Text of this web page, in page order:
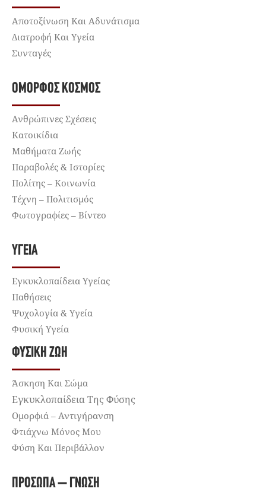
Αποτοξίνωση Και Αδυνάτισμα
Διατροφή Και Υγεία
Συνταγές
ΌΜΟΡΦΟΣ ΚΌΣΜΟΣ
Ανθρώπινες Σχέσεις
Κατοικίδια
Μαθήματα Ζωής
Παραβολές & Ιστορίες
Πολίτης – Κοινωνία
Τέχνη – Πολιτισμός
Φωτογραφίες – Βίντεο
ΥΓΕΊΑ
Εγκυκλοπαίδεια Υγείας
Παθήσεις
Ψυχολογία & Υγεία
Φυσική Υγεία
ΦΥΣΙΚΉ ΖΩΉ
Άσκηση Και Σώμα
Εγκυκλοπαίδεια Της Φύσης
Ομορφιά – Αντιγήρανση
Φτιάχνω Μόνος Μου
Φύση Και Περιβάλλον
ΠΡΌΣΩΠΑ – ΓΝΏΣΗ